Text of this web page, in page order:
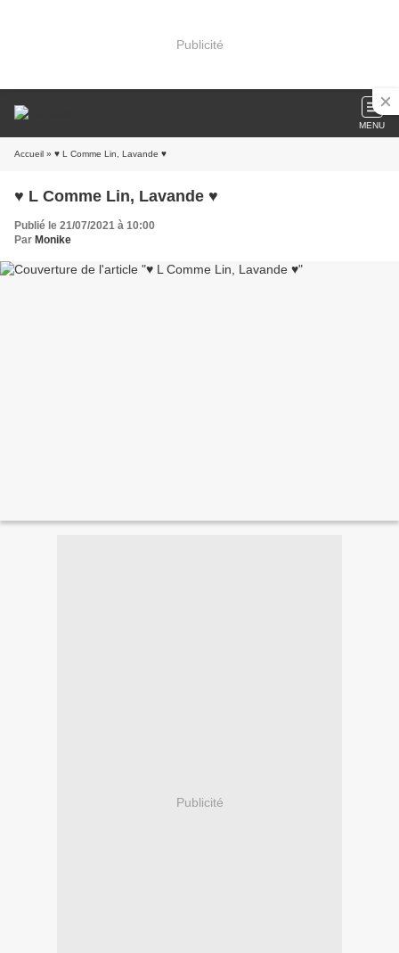
Publicité
MENU
Accueil » ♥ L Comme Lin, Lavande ♥
♥ L Comme Lin, Lavande ♥
Publié le 21/07/2021 à 10:00
Par Monike
Publicité